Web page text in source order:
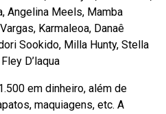
Angelina Meels, Mamba
Karmaleoa, Danaê
Sookido, Milla Hunty, Stella
D’laqua
em dinheiro, além de
maquiagens, etc. A